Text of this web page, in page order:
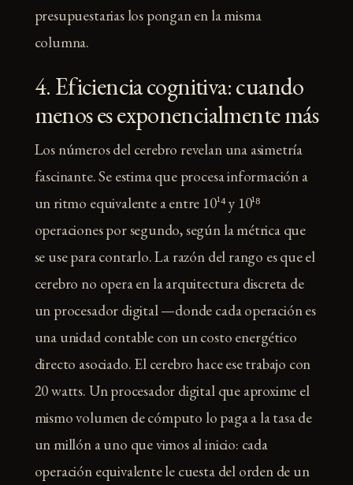
presupuestarias los pongan en la misma
columna.
4. Eficiencia cognitiva: cuando
menos es exponencialmente más
Los números del cerebro revelan una asimetría
fascinante. Se estima que procesa información a
un ritmo equivalente a entre 10¹⁴ y 10¹⁸
operaciones por segundo, según la métrica que
se use para contarlo. La razón del rango es que el
cerebro no opera en la arquitectura discreta de
un procesador digital —donde cada operación es
una unidad contable con un costo energético
directo asociado. El cerebro hace ese trabajo con
20 watts. Un procesador digital que aproxime el
mismo volumen de cómputo lo paga a la tasa de
un millón a uno que vimos al inicio: cada
operación equivalente le cuesta del orden de un